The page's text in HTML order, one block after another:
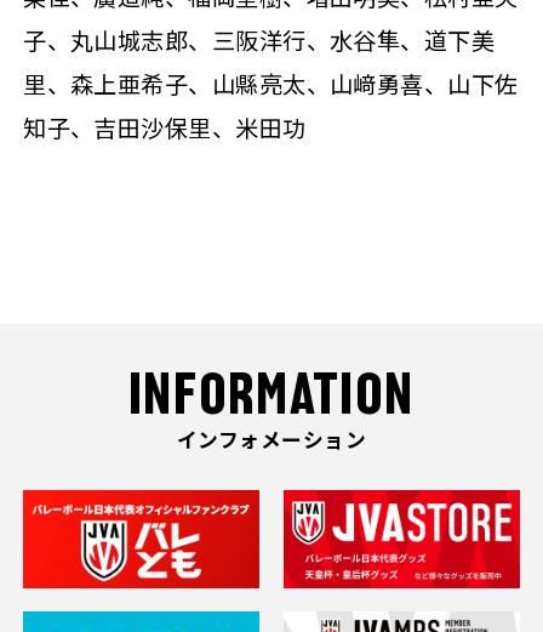
子、丸山城志郎、三阪洋行、水谷隼、道下美
里、森上亜希子、山縣亮太、山﨑勇喜、山下佐
知子、吉田沙保里、米田功
INFORMATION
インフォメーション